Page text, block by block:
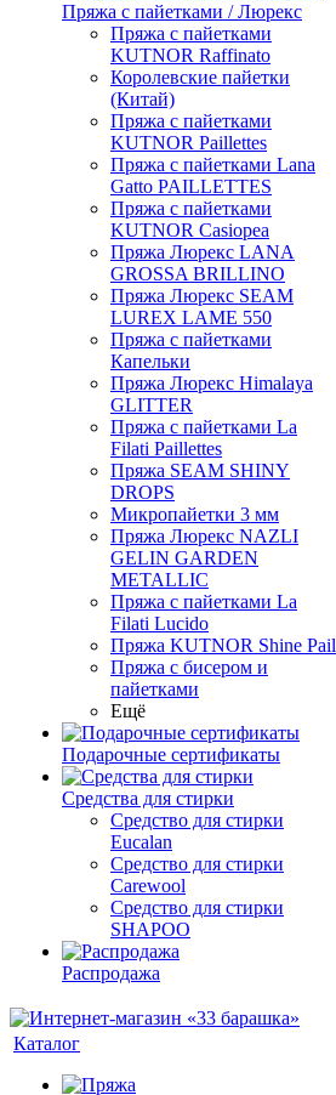
Пряжа с пайетками / Люрекс
Пряжа с пайетками
KUTNOR Raffinato
Королевские пайетки
(Китай)
Пряжа с пайетками
KUTNOR Paillettes
Пряжа с пайетками Lana
Gatto PAILLETTES
Пряжа с пайетками
KUTNOR Casiopea
Пряжа Люрекс LANA
GROSSA BRILLINO
Пряжа Люрекс SEAM
LUREX LAME 550
Пряжа с пайетками
Капельки
Пряжа Люрекс Himalaya
GLITTER
Пряжа с пайетками La
Filati Paillettes
Пряжа SEAM SHINY
DROPS
Микропайетки 3 мм
Пряжа Люрекс NAZLI
GELIN GARDEN
METALLIC
Пряжа с пайетками La
Filati Lucido
Пряжа KUTNOR Shine Pail
Пряжа с бисером и
пайетками
Ещё
Подарочные сертификаты
Средства для стирки
Средство для стирки
Eucalan
Средство для стирки
Carewool
Средство для стирки
SHAPOO
Распродажа
Каталог